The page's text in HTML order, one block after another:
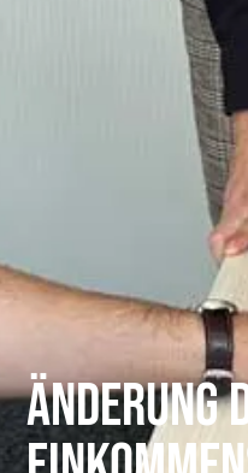
Änderung